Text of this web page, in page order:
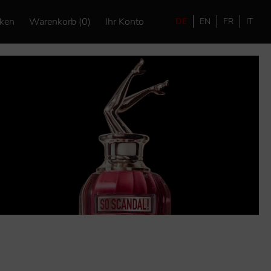
Warenkorb (0) Ihr Konto DE EN FR IT